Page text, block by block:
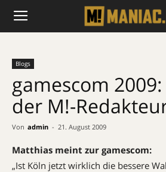
Blogs
gamescom
der M!-
Von admin - 21. August 2009
Matthias meint zur gamescom:
„Ist Köln jetzt wirklich die bessere